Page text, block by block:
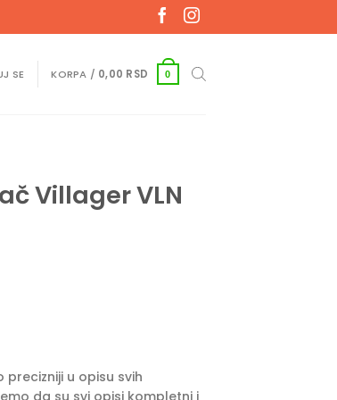
SE KORPA / 0,00 RSD 0
Villager VLN
5.0V SET količina
u opisu svih